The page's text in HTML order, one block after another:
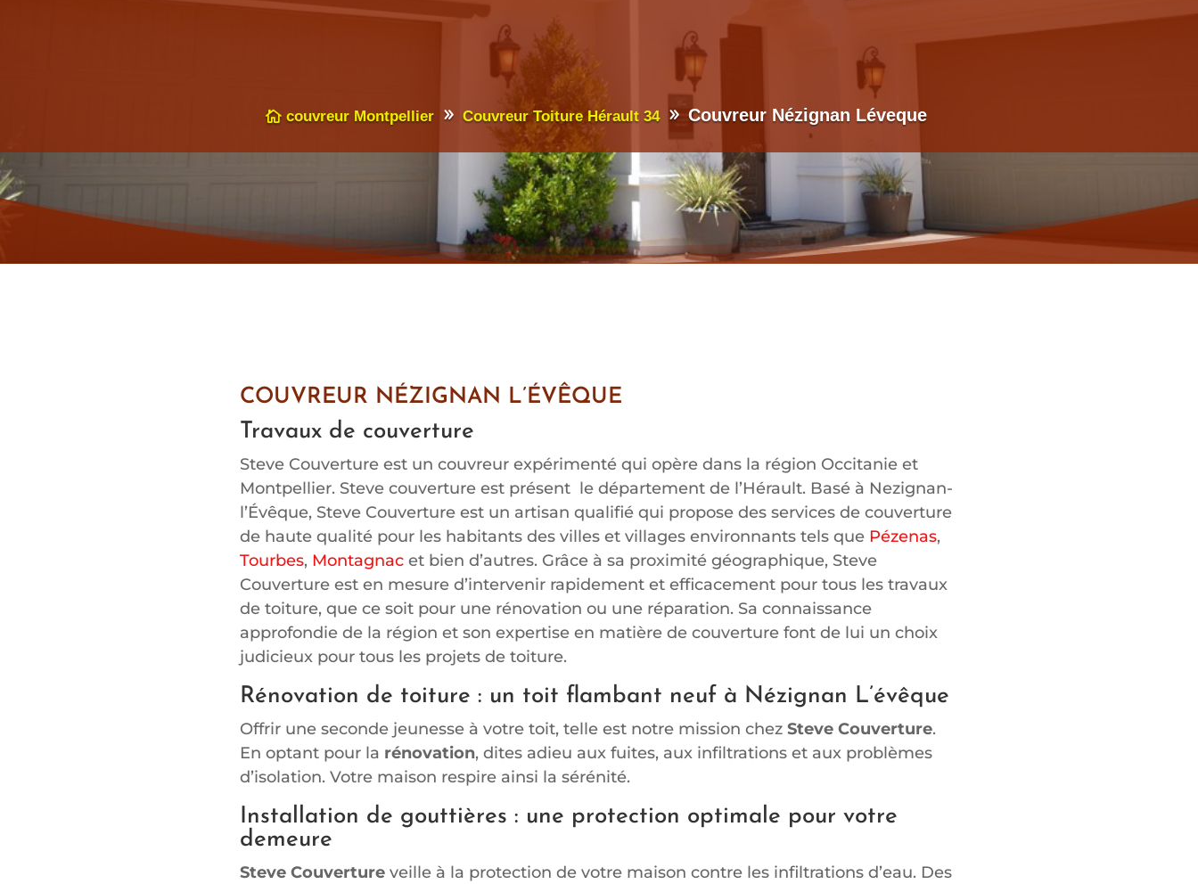
couvreur Montpellier Couvreur Toiture Hérault 34 Couvreur Nézignan Léveque
COUVREUR NÉZIGNAN L’ÉVÊQUE
Travaux de couverture
Steve Couverture est un couvreur expérimenté qui opère dans la région Occitanie et
Montpellier. Steve couverture est présent le département de l’Hérault. Basé à Nezignan-
l’Évêque, Steve Couverture est un artisan qualifié qui propose des services de couverture
de haute qualité pour les habitants des villes et villages environnants tels que Pézenas,
Tourbes, Montagnacet bien d’autres. Grâce à sa proximité géographique, Steve
Couverture est en mesure d’intervenir rapidement et efficacement pour tous les travaux
de toiture, que ce soit pour une rénovation ou une réparation. Sa connaissance
approfondie de la région et son expertise en matière de couverture font de lui un choix
judicieux pour tous les projets de toiture.
Rénovation de toiture : un toit flambant neuf à Nézignan L’évêque
Offrir une seconde jeunesse à votre toit, telle est notre mission chez Steve Couverture.
En optant pour la rénovation, dites adieu aux fuites, aux infiltrations et aux problèmes
d’isolation. Votre maison respire ainsi la sérénité.
Installation de gouttières : une protection optimale pour votre
demeure
Steve Couvertureveille à la protection de votre maison contre les infiltrations d’eau. Des